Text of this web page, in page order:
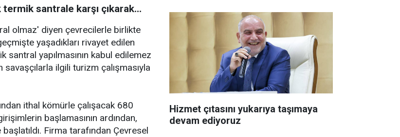
santrale karşı çıkarak...
olmaz' diyen çevrecilerle birlikte
yaşadıkları rivayet edilen
santral yapılmasının kabul edilemez
ilgili turizm çalışmasıyla
ithal kömürle çalışacak 680
başlamasının ardından,
Firma tarafından Çevresel
Hizmet çıtasını yukarıya taşımaya
devam ediyoruz